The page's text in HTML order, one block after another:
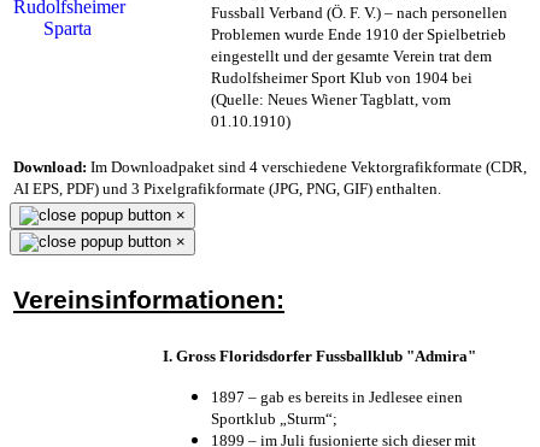
Fussball Verband (Ö. F. V.) – nach personellen
Problemen wurde Ende 1910 der Spielbetrieb
eingestellt und der gesamte Verein trat dem
Rudolfsheimer Sport Klub von 1904 bei
(Quelle: Neues Wiener Tagblatt, vom
01.10.1910)
Download: Im Downloadpaket sind 4 verschiedene Vektorgrafikformate (CDR,
AI EPS, PDF) und 3 Pixelgrafikformate (JPG, PNG, GIF) enthalten.
×
×
Vereinsinformationen:
I. Gross Floridsdorfer Fussballklub "Admira"
1897 – gab es bereits in Jedlesee einen
Sportklub „Sturm“;
1899 – im Juli fusionierte sich dieser mit